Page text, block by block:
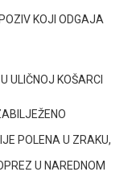
KOJI ODGAJA
ULIČNOJ KOŠARCI
POLENA U ZRAKU,
U NAREDNOM